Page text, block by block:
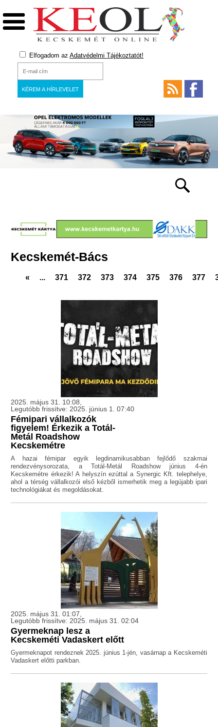
Elfogadom az Adatvédelmi Tájékoztatót!
Kecskemét-Bács
« ... 371 372 373 374 375 376 377
2025. május 31. 10:08,
Legutóbb frissítve: 2025. június 1. 07:40
Fémipari vállalkozók
figyelem! Érkezik a Totál-
Metál Roadshow
Kecskemétre
A hazai fémipar egyik legdinamikusabban fejlődő szakmai
rendezvénysorozata, a Totál-Metál Roadshow június 4-én
Kecskemétre érkezik! A helyszín ezúttal a Synergic Kft. telephelye,
ahol a térség vállalkozói első kézből ismerhetik meg a legújabb ipari
technológiákat és megoldásokat.
2025. május 31. 01:07,
Legutóbb frissítve: 2025. május 31. 02:04
Gyermeknap lesz a
Kecskeméti Vadaskert előtt
Gyermeknapot rendeznek 2025. június 1-jén, vasárnap a Kecskeméti
Vadaskert előtti parkban.